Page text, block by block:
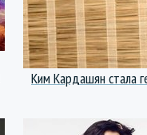
Ким Кардашян стала